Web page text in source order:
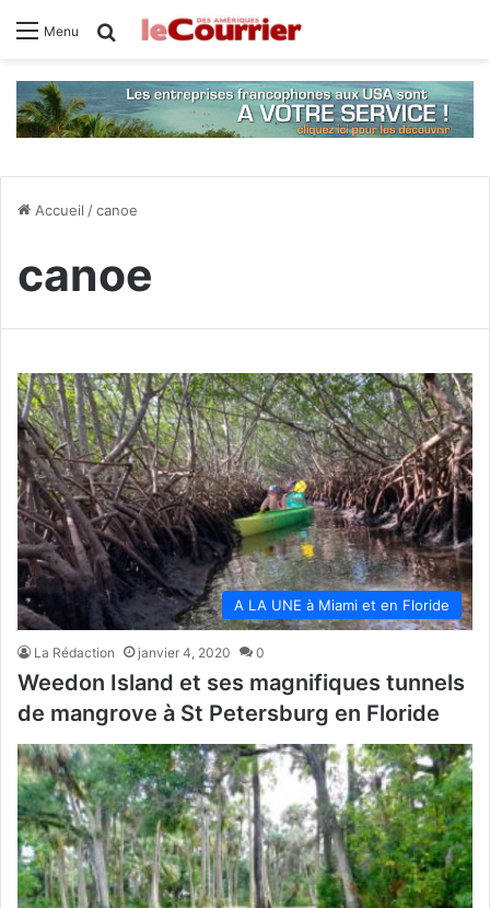
Menu Rechercher
Accueil /canoe
canoe
A LA UNE à Miami et en Floride
La Rédaction janvier 4, 2020 0
Weedon Island et ses magnifiques tunnels
de mangrove à St Petersburg en Floride